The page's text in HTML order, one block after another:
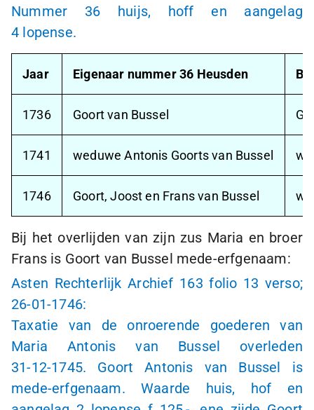
Nummer 36 huijs, hoff en aangelag
4 lopense.
Jaar Eigenaar nummer 36 Heusden
1736 Goort van Bussel
1741 weduwe Antonis Goorts van Bussel
1746 Goort, Joost en Frans van Bussel
Bij het overlijden van zijn zus Maria en broer
Frans is Goort van Bussel mede-erfgenaam:
Asten Rechterlijk Archief 163 folio 13 verso;
26-01-1746:
Taxatie van de onroerende goederen van
Maria Antonis van Bussel overleden
31-12-1745. Goort Antonis van Bussel is
mede-erfgenaam. Waarde huis, hof en